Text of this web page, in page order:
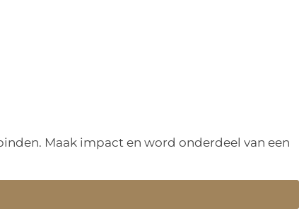
Maak impact en word onderdeel van een